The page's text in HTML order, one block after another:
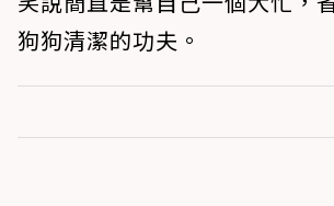
狗狗清潔的功夫。